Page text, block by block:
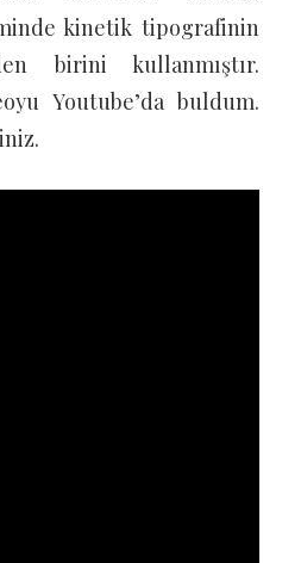
kinetik tipografinin
birini kullanmıştır.
Youtube’da buldum.